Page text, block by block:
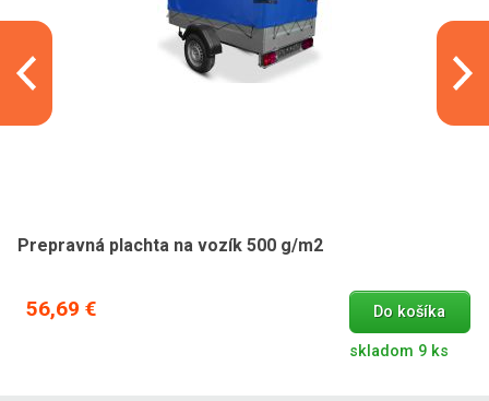
Prepravná plachta na vozík 500 g/m2
56,69 € Do košíka
skladom 9 ks